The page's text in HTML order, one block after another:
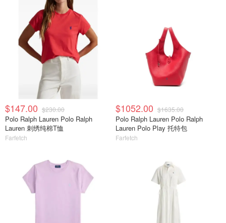
$147.00 $230.00
Polo Ralph Lauren Polo Ralph
Lauren 刺绣纯棉T恤
Farfetch
$1052.00 $1635.00
Polo Ralph Lauren Polo Ralph
Lauren Polo Play 托特包
Farfetch